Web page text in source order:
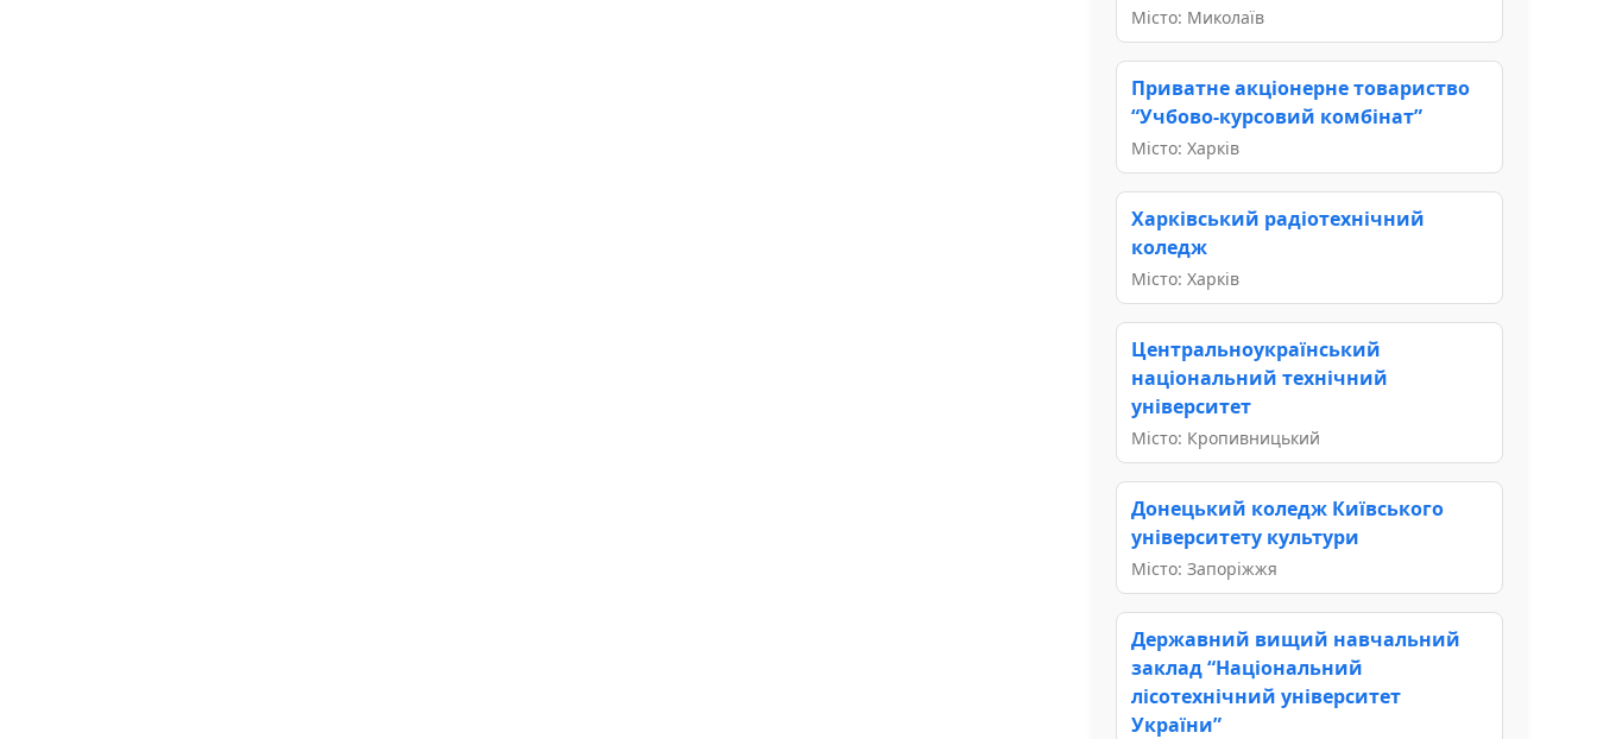
Місто: Миколаїв
Приватне акціонерне товариство
“Учбово-курсовий комбінат”
Місто: Харків
Харківський радіотехнічний
коледж
Місто: Харків
Центральноукраїнський
національний технічний
університет
Місто: Кропивницький
Донецький коледж Київського
університету культури
Місто: Запоріжжя
Державний вищий навчальний
заклад “Національний
лісотехнічний університет
України”